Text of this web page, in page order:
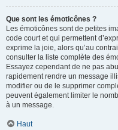
Que sont les émoticônes ?
Les émoticônes sont de petites
code court et qui permettent
exprime la joie, alors qu’au
consulter la liste complète des
Essayez cependant de ne pas
rapidement rendre un message
modifier ou de le supprimer
peuvent également limiter le
à un message.
Haut